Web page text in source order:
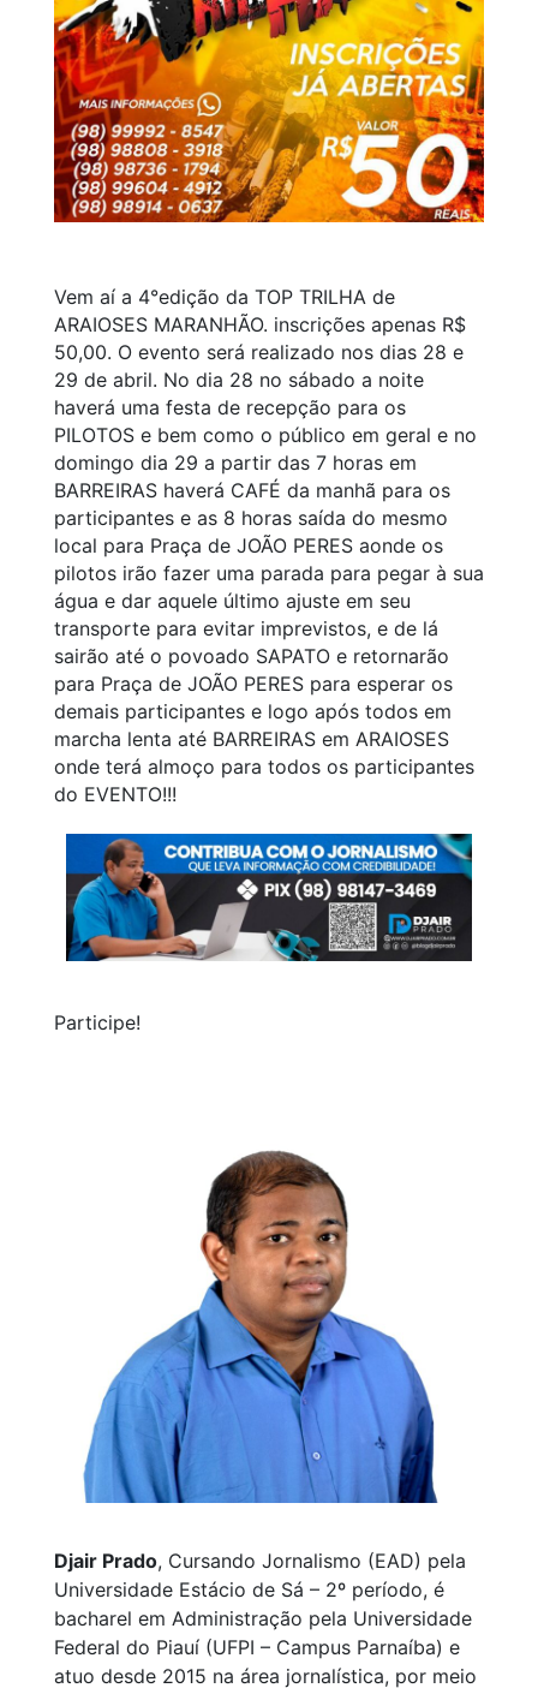
Vem aí a 4°edição da TOP TRILHA de
ARAIOSES MARANHÃO. inscrições apenas R$
50,00. O evento será realizado nos dias 28 e
29 de abril. No dia 28 no sábado a noite
haverá uma festa de recepção para os
PILOTOS e bem como o público em geral e no
domingo dia 29 a partir das 7 horas em
BARREIRAS haverá CAFÉ da manhã para os
participantes e as 8 horas saída do mesmo
local para Praça de JOÃO PERES aonde os
pilotos irão fazer uma parada para pegar à sua
água e dar aquele último ajuste em seu
transporte para evitar imprevistos, e de lá
sairão até o povoado SAPATO e retornarão
para Praça de JOÃO PERES para esperar os
demais participantes e logo após todos em
marcha lenta até BARREIRAS em ARAIOSES
onde terá almoço para todos os participantes
do EVENTO!!!
Participe!
Djair Prado, Cursando Jornalismo (EAD) pela
Universidade Estácio de Sá – 2º período, é
bacharel em Administração pela Universidade
Federal do Piauí (UFPI – Campus Parnaíba) e
atuo desde 2015 na área jornalística, por meio